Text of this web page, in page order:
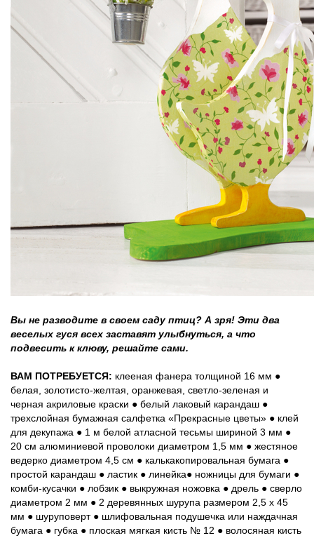
Вы не разводите в своем саду птиц? А зря! Эти два
веселых гуся всех заставят улыбнуться, а что
подвесить к клюву, решайте сами.
ВАМ ПОТРЕБУЕТСЯ: клееная фанера толщиной 16 мм ●
белая, золотисто-желтая, оранжевая, светло-зеленая и
черная акриловые краски ● белый лаковый карандаш ●
трехслойная бумажная салфетка «Прекрасные цветы» ● клей
для декупажа ● 1 м белой атласной тесьмы шириной 3 мм ●
20 см алюминиевой проволоки диаметром 1,5 мм ● жестяное
ведерко диаметром 4,5 см ● калькакопировальная бумага ●
простой карандаш ● ластик ● линейка● ножницы для бумаги ●
комби-кусачки ● лобзик ● выкружная ножовка ● дрель ● сверло
диаметром 2 мм ● 2 деревянных шурупа размером 2,5 х 45
мм ● шуруповерт ● шлифовальная подушечка или наждачная
бумага ● губка ● плоская мягкая кисть № 12 ● волосяная кисть